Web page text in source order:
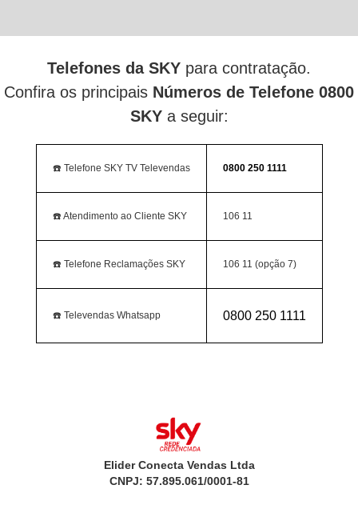
Telefones da SKY para contratação.
Confira os principais Números de Telefone 0800
SKYa seguir:
☎️ Telefone SKY TV Televendas 0800 250 1111
☎️ Atendimento ao Cliente SKY 106 11
☎️ Telefone Reclamações SKY 106 11 (opção 7)
☎️ Televendas Whatsapp 0800 250 1111
Elider Conecta Vendas Ltda
CNPJ: 57.895.061/0001-81